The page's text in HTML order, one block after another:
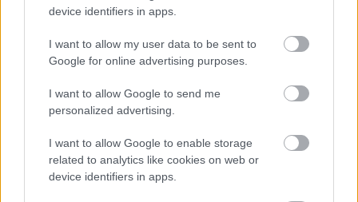
device identifiers in apps.
I want to allow my user data to be sent to
Google for online advertising purposes.
I want to allow Google to send me
personalized advertising.
I want to allow Google to enable storage
related to analytics like cookies on web or
device identifiers in apps.
Η Maria Rolls χωρίς φίλτρο
με τον